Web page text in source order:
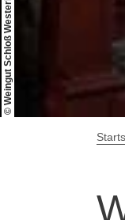
© Weingut Schloß Westerhaus